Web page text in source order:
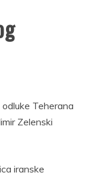
Teherana
Zelenski
iranske